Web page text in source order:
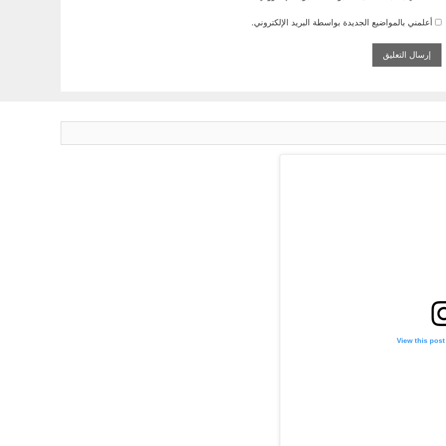
أعلمني بالمواضيع الجديدة بواسطة البريد الإلكتروني.
View this